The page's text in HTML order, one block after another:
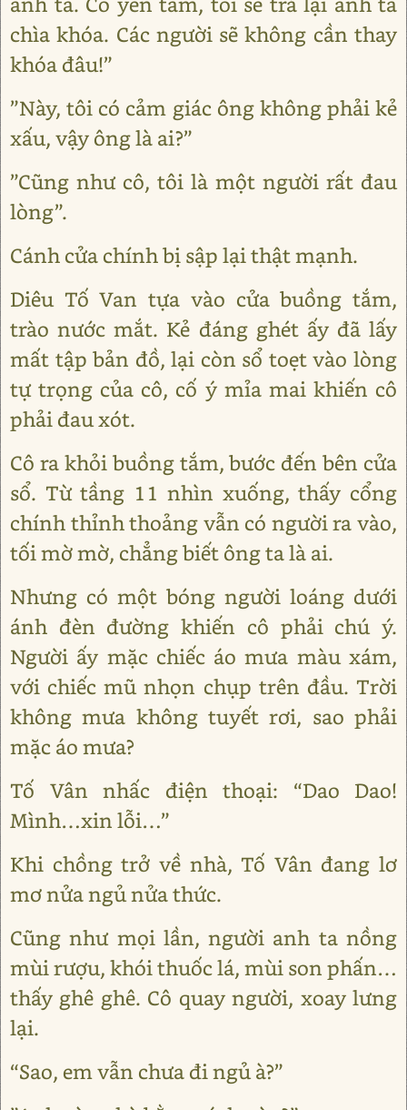
chìa khóa. Các người sẽ không cần thay
khóa đâu!”
”Này, tôi có cảm giác ông không phải kẻ
xấu, vậy ông là ai?”
”Cũng như cô, tôi là một người rất đau
lòng”.
Cánh cửa chính bị sập lại thật mạnh.
Diêu Tố Van tựa vào cửa buồng tắm,
trào nước mắt. Kẻ đáng ghét ấy đã lấy
mất tập bản đồ, lại còn sổ toẹt vào lòng
tự trọng của cô, cố ý mỉa mai khiến cô
phải đau xót.
Cô ra khỏi buồng tắm, bước đến bên cửa
sổ. Từ tầng 11 nhìn xuống, thấy cổng
chính thỉnh thoảng vẫn có người ra vào,
tối mờ mờ, chẳng biết ông ta là ai.
Nhưng có một bóng người loáng dưới
ánh đèn đường khiến cô phải chú ý.
Người ấy mặc chiếc áo mưa màu xám,
với chiếc mũ nhọn chụp trên đầu. Trời
không mưa không tuyết rơi, sao phải
mặc áo mưa?
Tố Vân nhấc điện thoại: “Dao Dao!
Mình…xin lỗi…”
Khi chồng trở về nhà, Tố Vân đang lơ
mơ nửa ngủ nửa thức.
Cũng như mọi lần, người anh ta nồng
mùi rượu, khói thuốc lá, mùi son phấn…
thấy ghê ghê. Cô quay người, xoay lưng
lại.
“Sao, em vẫn chưa đi ngủ à?”